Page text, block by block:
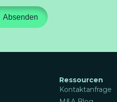
Absenden
Ressourcen
Kontaktanfrage